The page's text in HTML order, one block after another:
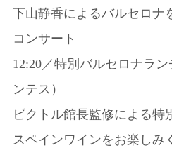
下山静香によるバルセロナ
コンサート
12:20／特別バルセロナラ
ンテス）
ビクトル館長監修による特
スペインワインをお楽しみ